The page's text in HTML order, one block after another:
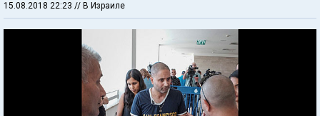
15.08.2018 22:23 // В Израиле